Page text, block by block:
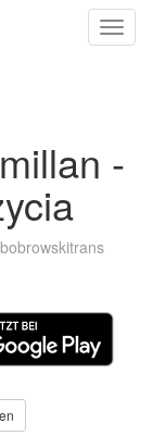
-
bobrowskitrans